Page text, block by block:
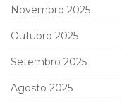
Novembro 2025
Outubro 2025
Setembro 2025
Agosto 2025